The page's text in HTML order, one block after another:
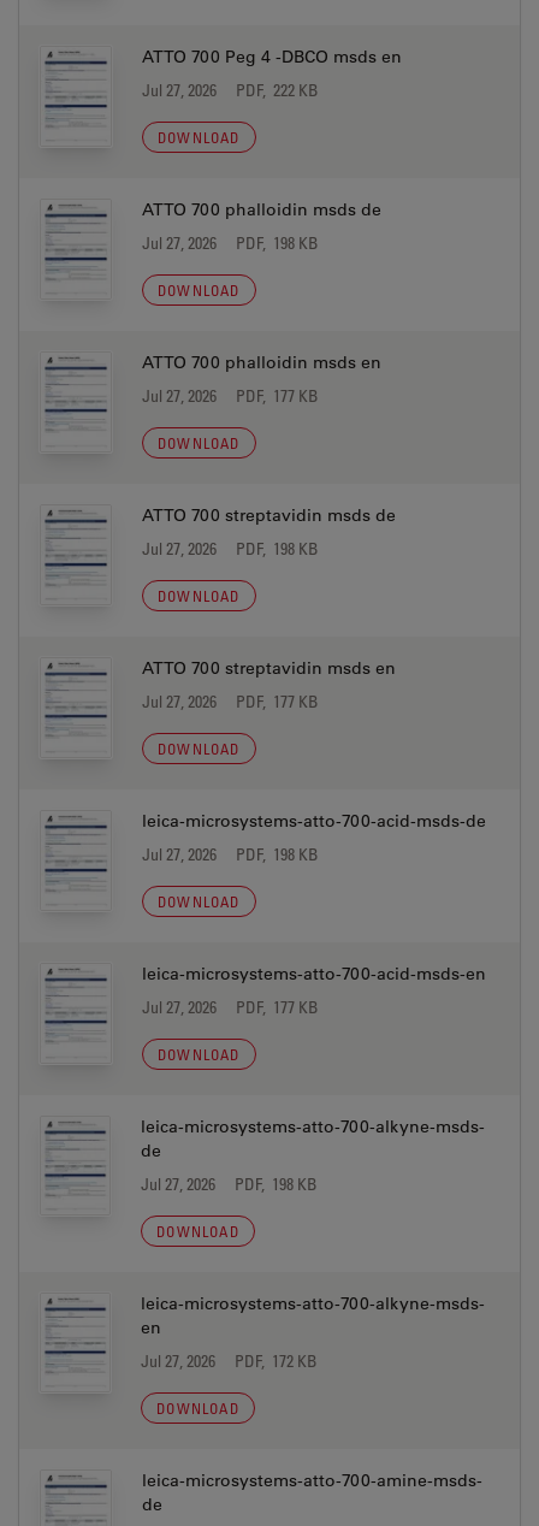
ATTO 700 Peg 4 -DBCO msds en
Jul 27, 2026 PDF, 222 KB
DOWNLOAD
ATTO 700 phalloidin msds de
Jul 27, 2026 PDF, 198 KB
DOWNLOAD
ATTO 700 phalloidin msds en
Jul 27, 2026 PDF, 177 KB
DOWNLOAD
ATTO 700 streptavidin msds de
Jul 27, 2026 PDF, 198 KB
DOWNLOAD
ATTO 700 streptavidin msds en
Jul 27, 2026 PDF, 177 KB
DOWNLOAD
leica-microsystems-atto-700-acid-msds-de
Jul 27, 2026 PDF, 198 KB
DOWNLOAD
leica-microsystems-atto-700-acid-msds-en
Jul 27, 2026 PDF, 177 KB
DOWNLOAD
leica-microsystems-atto-700-alkyne-msds-
de
Jul 27, 2026 PDF, 198 KB
DOWNLOAD
leica-microsystems-atto-700-alkyne-msds-
en
Jul 27, 2026 PDF, 172 KB
DOWNLOAD
leica-microsystems-atto-700-amine-msds-
de